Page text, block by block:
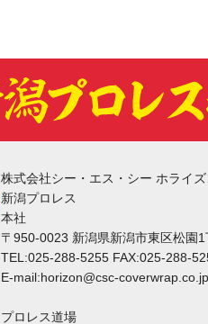
株式会社シー・エス・シー ホライ
新潟プロレス
本社
〒950-0023 新潟県新潟市東区松園
TEL:025-288-5255 FAX:025-288-
E-mail:horizon@csc-coverwrap.co.jp
プロレス道場